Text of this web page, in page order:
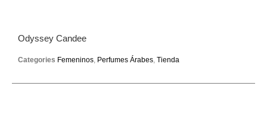
Odyssey Candee
Categories Femeninos Perfumes Árabes Tienda